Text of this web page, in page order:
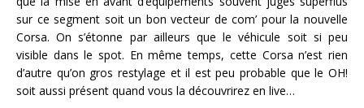
sur ce segment soit un bon vecteur de com’ pour la nouvelle
Corsa. On s’étonne par ailleurs que le véhicule soit si peu
visible dans le spot. En même temps, cette Corsa n’est rien
d’autre qu’on gros restylage et il est peu probable que le OH!
soit aussi présent quand vous la découvrirez en live…